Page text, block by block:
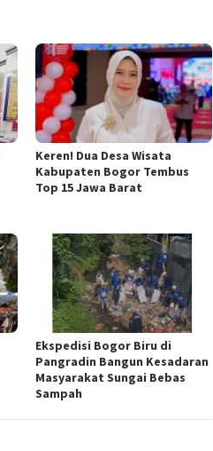
Keren! Dua Desa Wisata
Kabupaten Bogor Tembus
Top 15 Jawa Barat
Ekspedisi Bogor Biru di
Pangradin Bangun Kesadaran
Masyarakat Sungai Bebas
Sampah